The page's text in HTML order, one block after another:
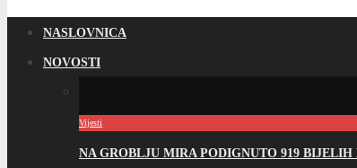
NASLOVNICA
NOVOSTI
Vijesti
NA GROBLJU MIRA PODIGNUTO 919